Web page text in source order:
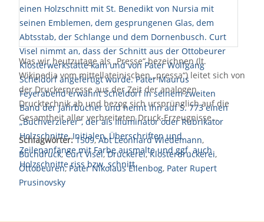
Was wir heutzutage als „Presse“ bezeichnen (lt.
Wikipedia vom mittellateinischen „pressa“) leitet sich von
der Druckerpresse aus der Zeit der analogen
Drucktechnik ab und bezog sich ursprünglich auf die
Gesamtheit aller verbreiteten Druck-Erzeugnisse…
Schlagwörter: 1509,Abt Leonhard Wiedemann,
Buchdruck,Curt Visel,Druckerei,Klosterdruckerei,
Ottobeuren,Pater Nikolaus Ellenbog, Pater Rupert
Prusinovsky